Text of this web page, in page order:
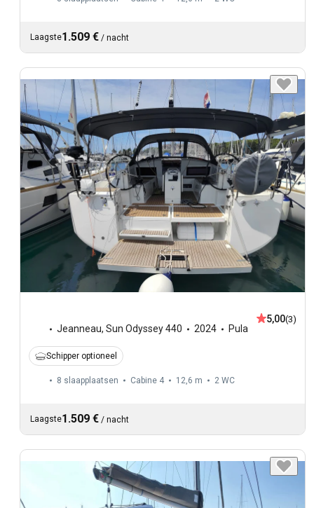
Laagste1.509 € / nacht
Jeanneau, Sun Odyssey 440 2024 Pula
5,00(3)
Schipper optioneel
8 slaapplaatsen Cabine 4 12,6 m 2 WC
Laagste1.509 € / nacht